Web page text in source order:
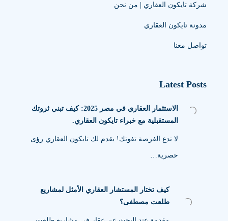
شركة تايكون العقاري | من نحن
مدونة تايكون العقاري
تواصل معنا
Latest Posts
الاستثمار العقاري في مصر 2025: كيف تبني ثروتك
المستقبلية مع خبراء تايكون العقاري.
لا تدع الفرصة تفوتك! يقدم لك تايكون العقاري رؤى
حصرية…
كيف تختار المستشار العقاري الأمثل لمشاريع
طلعت مصطفى؟